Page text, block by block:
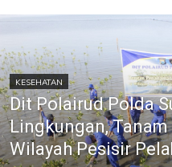
KESEHATAN
Dit Polairud Polda
Lingkungan,
Wilayah Pesisir